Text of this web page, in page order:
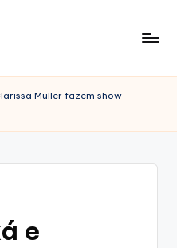
Müller fazem show
e